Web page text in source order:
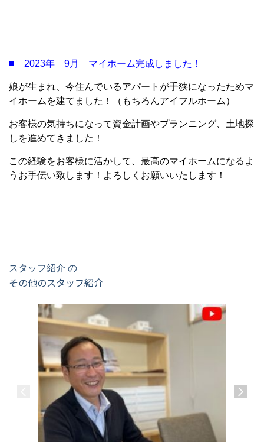
■ 2023年 9月 マイホーム完成しました！
娘が生まれ、今住んでいるアパートが手狭になったためマ
イホームを建てました！
（もちろんアイフルホーム）
お客様の気持ちになって資金計画やプランニング、土地探
しを進めてきました！
この経験をお客様に活かして、最高のマイホームになるよ
うお手伝い致します！よろしくお願いいたします！
スタッフ紹介 の
その他のスタッフ紹介